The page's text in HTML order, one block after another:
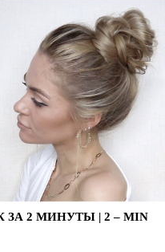
2 МИНУТЫ | 2 – MIN